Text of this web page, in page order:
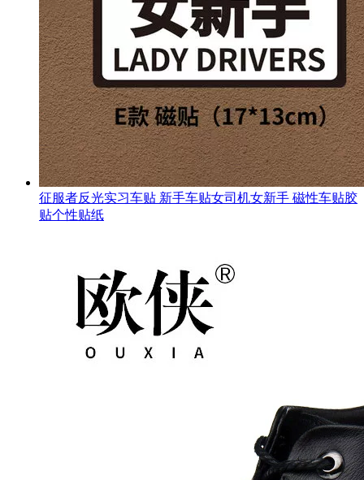
征服者反光实习车贴 新手车贴女司机女新手 磁性车贴胶
贴个性贴纸